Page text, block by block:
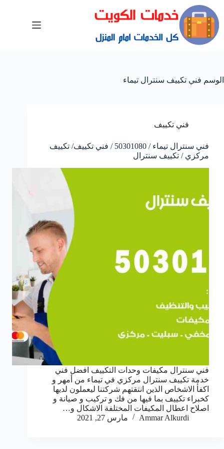
الوسم فني تكييف سنترال تيماء
فني تكييف
فني سنترال تيماء / 50301080 / فني تكييف/ تكييف
مركزي / تكييف سنترال
فني سنترال مكيفات وحدات التكييف افضل فني
خدمة تكييف سنترال مركزي في تيماء من أمهر و
اكفأ الاشخاص الذين انتقتهم شركتنا ليعملون لديها
كخبراء تكييف بما فيها من فك و تركيب و صيانة و
اصلاح اعطال المكيفات المختلفة الاشكال و…
Ammar Alkurdi
مارس 27, 2021